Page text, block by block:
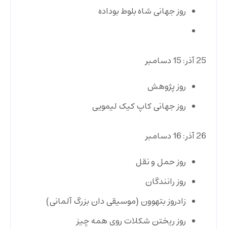
روز جهانی شاه‌ بلوط بوداده
25 آذر: 15 دسامبر
روز پژوهش
روز جهانی کاپ کیک لیمویی
26 آذر: 16 دسامبر
روز حمل و نقل
روز رانندگان
زادروز بتهوون (موسیقی ‌دان بزرگ آلمانی)
روز ریختن شکلات روی همه چیز